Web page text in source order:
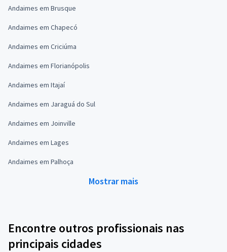
Andaimes em Brusque
Andaimes em Chapecó
Andaimes em Criciúma
Andaimes em Florianópolis
Andaimes em Itajaí
Andaimes em Jaraguá do Sul
Andaimes em Joinville
Andaimes em Lages
Andaimes em Palhoça
Mostrar mais
Encontre outros profissionais nas
principais cidades